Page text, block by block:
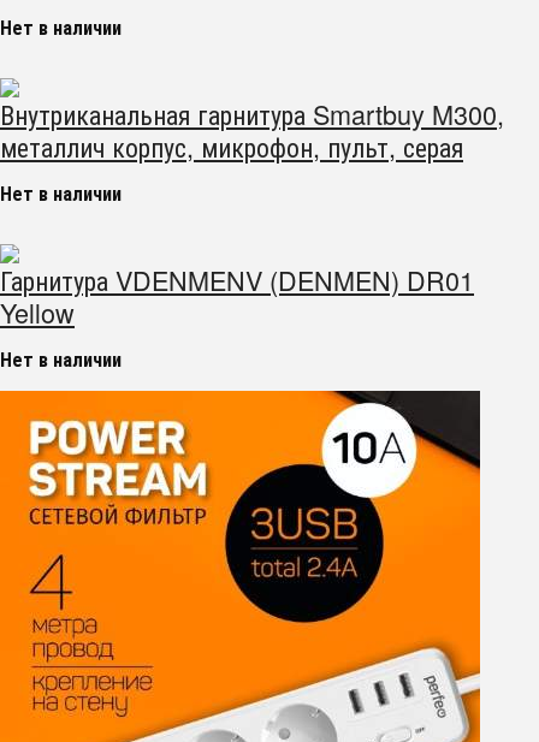
Нет в наличии
Внутриканальная гарнитура Smartbuy M300,
металлич корпус, микрофон, пульт, серая
Нет в наличии
Гарнитура VDENMENV (DENMEN) DR01
Yellow
Нет в наличии